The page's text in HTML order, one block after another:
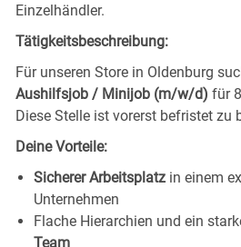
Einzelhändler.
Tätigkeitsbeschreibung:
Für unseren Store in Oldenburg
Aushilfsjob / Minijob (m/w/d) für
Diese Stelle ist vorerst befristet zu
Deine Vorteile:
Sicherer Arbeitsplatz in einem
Unternehmen
Flache Hierarchien und ein
Team